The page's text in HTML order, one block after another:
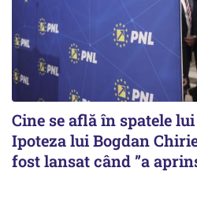
Cine se află în spatele
Ipoteza lui Bogdan
fost lansat când ”a